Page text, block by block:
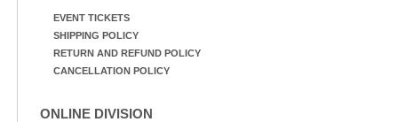
EVENT TICKETS
SHIPPING POLICY
RETURN AND REFUND POLICY
CANCELLATION POLICY
ONLINE DIVISION